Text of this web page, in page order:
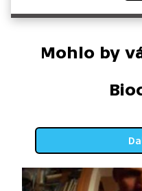
Mohlo by